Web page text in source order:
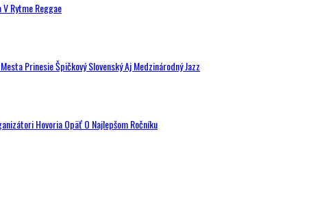
Rytme Reggae
Prinesie Špičkový Slovenský Aj Medzinárodný Jazz
Hovoria Opäť O Najlepšom Ročníku